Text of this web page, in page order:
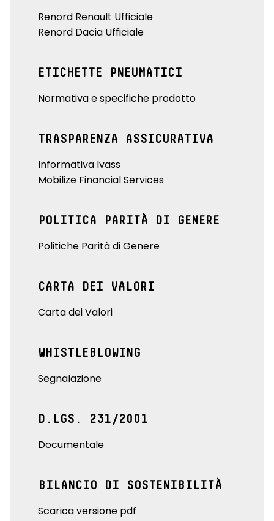
Renord Renault Ufficiale
Renord Dacia Ufficiale
ETICHETTE PNEUMATICI
Normativa e specifiche prodotto
TRASPARENZA ASSICURATIVA
Informativa Ivass
Mobilize Financial Services
POLITICA PARITÀ DI GENERE
Politiche Parità di Genere
CARTA DEI VALORI
Carta dei Valori
WHISTLEBLOWING
Segnalazione
D.LGS. 231/2001
Documentale
BILANCIO DI SOSTENIBILITÀ
Scarica versione pdf